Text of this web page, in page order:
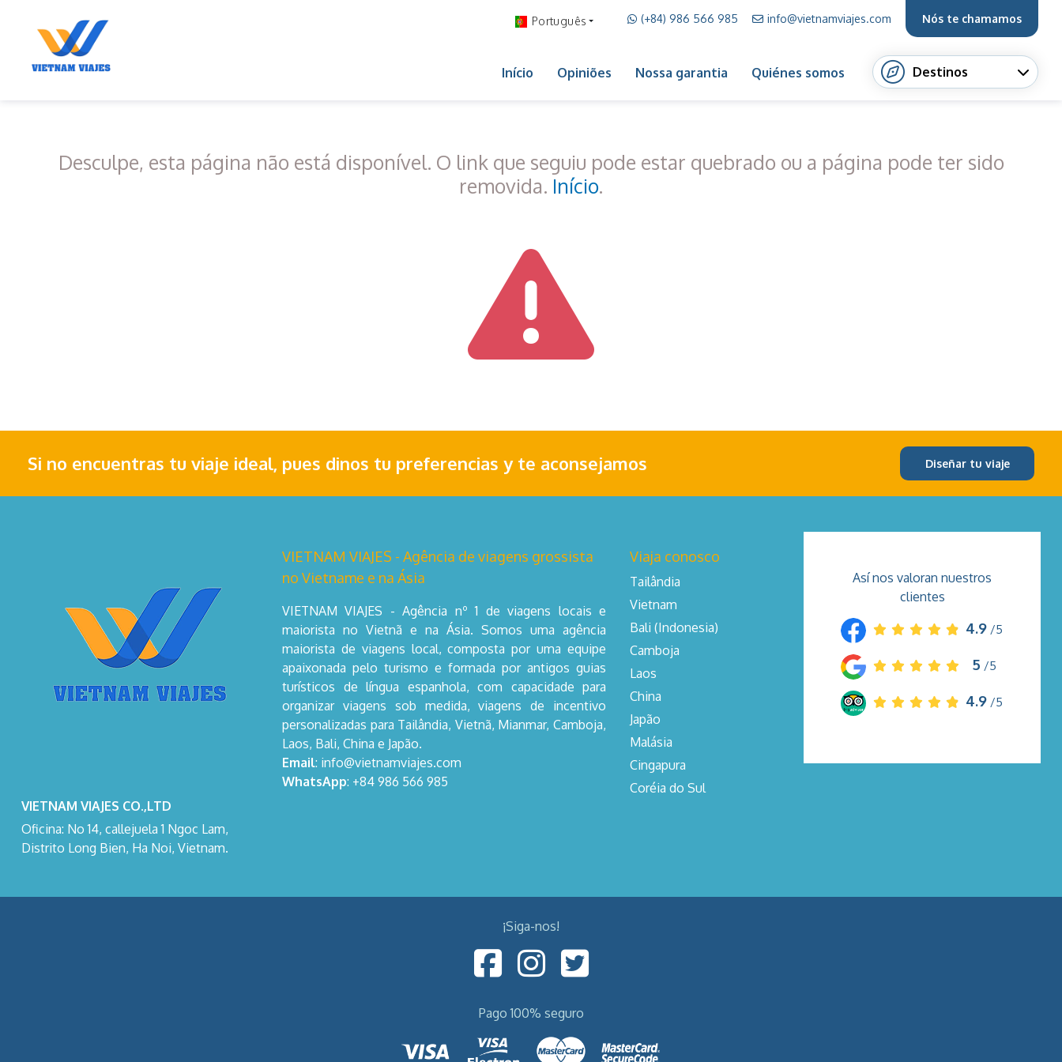
Português (+84) 986 566 985 info@vietnamviajes.com Nós te chamamos
Início Opiniões Nossa garantia Quiénes somos Destinos
Desculpe, esta página não está disponível. O link que seguiu pode estar quebrado ou a página pode ter sido
removida. Início.
Si no encuentras tu viaje ideal, pues dinos tu preferencias y te aconsejamos Diseñar tu viaje
VIETNAM VIAJES CO.,LTD
Oficina: No 14, callejuela 1 Ngoc Lam,
Distrito Long Bien, Ha Noi, Vietnam.
VIETNAM VIAJES - Agência de viagens grossista
no Vietname e na Ásia
VIETNAM VIAJES - Agência nº 1 de viagens locais e
maiorista no Vietnã e na Ásia. Somos uma agência
maiorista de viagens local, composta por uma equipe
apaixonada pelo turismo e formada por antigos guias
turísticos de língua espanhola, com capacidade para
organizar viagens sob medida, viagens de incentivo
personalizadas para Tailândia, Vietnã, Mianmar, Camboja,
Laos, Bali, China e Japão.
Email: info@vietnamviajes.com
WhatsApp: +84 986 566 985
Viaja conosco
Tailândia
Vietnam
Bali (Indonesia)
Camboja
Laos
China
Japão
Malásia
Cingapura
Coréia do Sul
Así nos valoran nuestros
clientes
4.9 /5
5 /5
4.9 /5
¡Siga-nos!
Pago 100% seguro